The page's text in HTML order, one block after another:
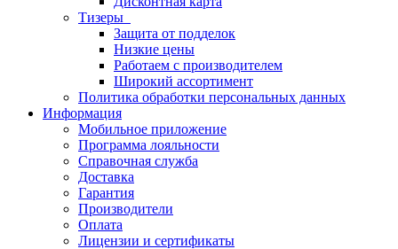
Тизеры
Защита от подделок
Низкие цены
Работаем с производителем
Широкий ассортимент
Политика обработки персональных данных
Информация
Мобильное приложение
Программа лояльности
Справочная служба
Доставка
Гарантия
Производители
Оплата
Лицензии и сертификаты